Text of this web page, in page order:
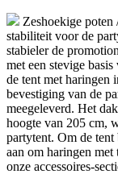
Zeshoekige
stabiliteit voor de
stabieler de
met een stevige
de tent met haringen
bevestiging van de
meegeleverd. Het
hoogte van 205 cm,
partytent. Om de
aan om haringen
onze accessoires-